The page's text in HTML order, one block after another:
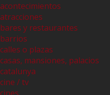
acontecimientos
atracciones
bares y restaurantes
barrios
calles o plazas
casas, mansiones, palacios
catalunya
cine / tv